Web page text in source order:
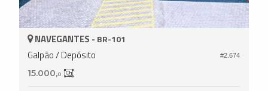
#2.674
NAVEGANTES - BR-101
Galpão / Depósito
15.000,0